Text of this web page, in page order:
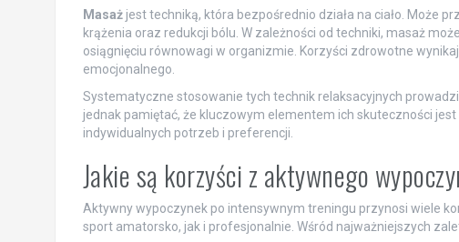
Masażjest techniką, która bezpośrednio działa na ciało. Może
krążenia oraz redukcji bólu. W zależności od techniki, masaż
osiągnięciu równowagi w organizmie. Korzyści zdrowotne
emocjonalnego.
Systematyczne stosowanie tych technik relaksacyjnych
jednak pamiętać, że kluczowym elementem ich skuteczności
indywidualnych potrzeb i preferencji.
Jakie są korzyści z aktywnego
Aktywny wypoczynek po intensywnym treningu przynosi wiele
sport amatorsko, jak i profesjonalnie. Wśród najważniejszych